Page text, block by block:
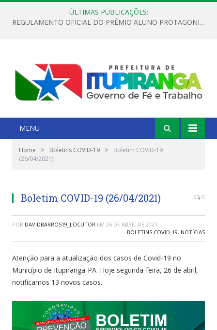
ÚLTIMAS PUBLICAÇÕES:
REGULAMENTO OFICIAL DO PRÊMIO ALUNO PROTAGONISTA – EDIÇÃO 2026
MENU
Home » Boletins COVID-19 »
Boletim COVID-19
(26/04/2021)
Boletim COVID-19 (26/04/2021) 0
POR DAVIDBARROS19_LOCUTOR EM 26 DE ABRIL DE 2021
BOLETINS COVID-19, NOTÍCIAS
Atenção para a atualização dos casos de Covid-19 no
Município de Itupiranga-PA. Hoje segunda-feira, 26 de abril,
notificamos 13 novos casos.